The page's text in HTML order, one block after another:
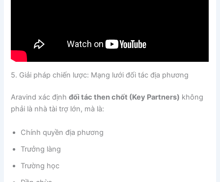
5. Giải pháp chiến lược: Mạng lưới đối tác địa phương
Aravind xác địnhđối tác then chốt (Key Partners) không
phải là nhà tài trợ lớn, mà là:
Chính quyền địa phương
Trưởng làng
Trường học